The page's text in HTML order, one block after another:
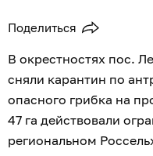
Поделиться
В окрестностях пос.
сняли карантин по
опасного грибка на
47 га действовали
региональном